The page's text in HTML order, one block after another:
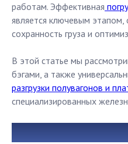
работам. Эффективная
является ключевым
сохранность груза и
В этой статье мы
бэгами, а также
разгрузки полувагонов и
специализированных
Особенности